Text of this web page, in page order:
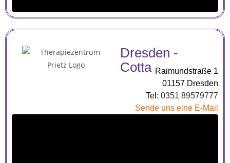
Dresden -
Cotta Raimundstraße 1
01157 Dresden
Tel: 0351 89579777
Sende uns eine E-Mail